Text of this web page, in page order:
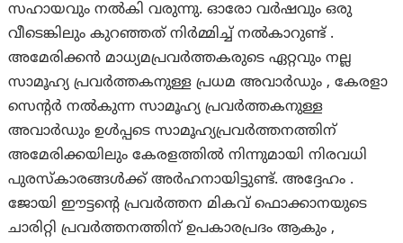
സഹായവും നല്‍കി വരുന്നു. ഓരോ വർഷവും ഒരു
വീടെങ്കിലും കുറഞ്ഞത് നിർമ്മിച്ച് നൽകാറുണ്ട് .
അമേരിക്കൻ മാധ്യമപ്രവർത്തകരുടെ ഏറ്റവും നല്ല
സാമൂഹ്യ പ്രവർത്തകനുള്ള പ്രധമ അവാർഡും , കേരളാ
സെന്റർ നൽകുന്ന സാമൂഹ്യ പ്രവർത്തകനുള്ള
അവാർഡും ഉൾപ്പടെ സാമൂഹ്യപ്രവർത്തനത്തിന്
അമേരിക്കയിലും കേരളത്തിൽ നിന്നുമായി നിരവധി
പുരസ്കാരങ്ങൾക്ക് അർഹനായിട്ടുണ്ട്. അദ്ദേഹം .
ജോയി ഈട്ടന്റെ പ്രവർത്തന മികവ് ഫൊക്കാനയുടെ
ചാരിറ്റി പ്രവർത്തനത്തിന് ഉപകാരപ്രദം ആകും ,